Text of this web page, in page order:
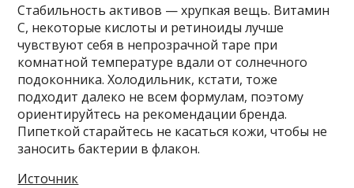
Стабильность активов — хрупкая вещь. Витамин
С, некоторые кислоты и ретиноиды лучше
чувствуют себя в непрозрачной таре при
комнатной температуре вдали от солнечного
подоконника. Холодильник, кстати, тоже
подходит далеко не всем формулам, поэтому
ориентируйтесь на рекомендации бренда.
Пипеткой старайтесь не касаться кожи, чтобы не
заносить бактерии в флакон.
Источник